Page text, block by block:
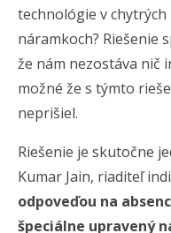
technológie v
náramkoch? Riešenie
že nám nezostáva nič
možné že s týmto
neprišiel.
Riešenie je skutočne
Kumar Jain, riaditeľ
odpoveďou na
špeciálne upravený